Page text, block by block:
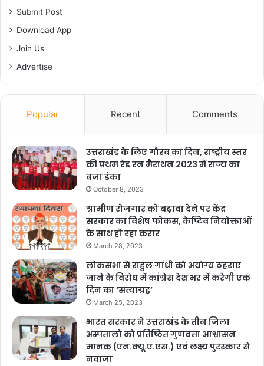
Submit Post
Download App
Join Us
Advertise
Popular Recent Comments
उत्तराखंड के लिए गौरव का दिन, राष्ट्रीय स्तर
की प्रथम रेड रन मैराथन 2023 में राज्य का
बजा डंका
October 8, 2023
ग्रामीण रोजगार को बढ़ावा देने पर केंद्र
सरकार का विशेष फोकस, कैप्टिव नियोक्ताओं
के साथ हो रहा करार
March 28, 2023
लोकसभा से राहुल गांधी को अयोग्य ठहराए
जाने के विरोध में कांग्रेस देश भर में करेगी एक
दिन का ‘सत्याग्रह’
March 25, 2023
भारत सरकार ने उत्तराखंड के तीन जिला
अस्पतालो को प्रतिष्ठित गुणवत्ता आश्वासन
मानक (एन.क्यू.ए.एस.) एवं लक्ष्य पुरस्कार से
नवाजा